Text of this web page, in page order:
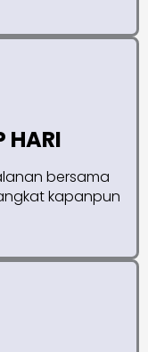
HARI
bersama
kapanpun